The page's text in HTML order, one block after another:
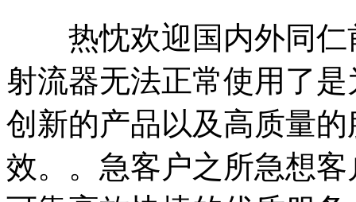
热忱欢迎国内外同仁
射流器无法正常使用了
创新的产品以及高质量
效。。急客户之所急想